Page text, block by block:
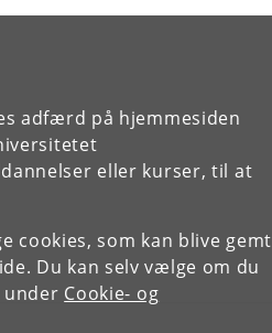
adfærd på hjemmesiden
eller kurser, til at
cookies, som kan blive gemt
Du kan selv vælge om du
under Cookie- og